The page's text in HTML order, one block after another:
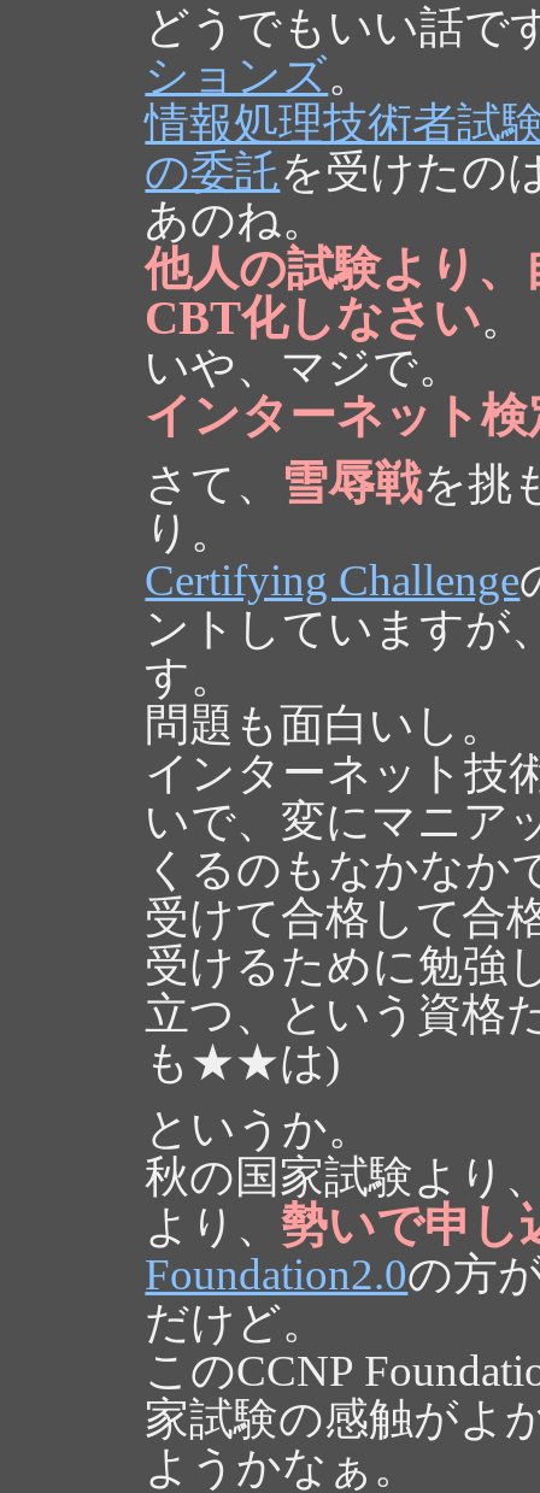
どうでもいい話で
ションズ。
情報処理技術者試
の委託を受けたの
あのね。
他人の試験より
CBT化しなさい。
いや、マジで。
インターネット
さて、 雪辱戦を挑
り。
Certifying Challenge
ントしていますが
す。
問題も面白いし。
インターネット技
いで、変にマニア
くるのもなかなか
受けて合格して合
受けるために勉強
立つ、という資格
も★★は)
というか。
秋の国家試験より
より、勢いで申し
Foundation2.0の方
だけど。
このCCNP
家試験の感触がよ
ようかなぁ。